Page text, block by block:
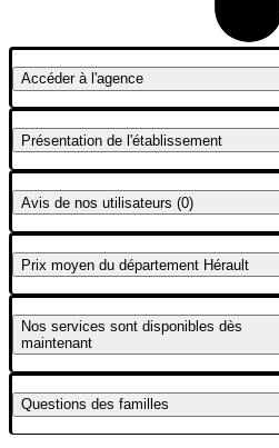
Accéderà l'agence
Présentation de l'établissement
Avis de nos utilisateurs (0)
Prix moyen du département Hérault
Nos services sont disponibles dès
maintenant
Questions des familles